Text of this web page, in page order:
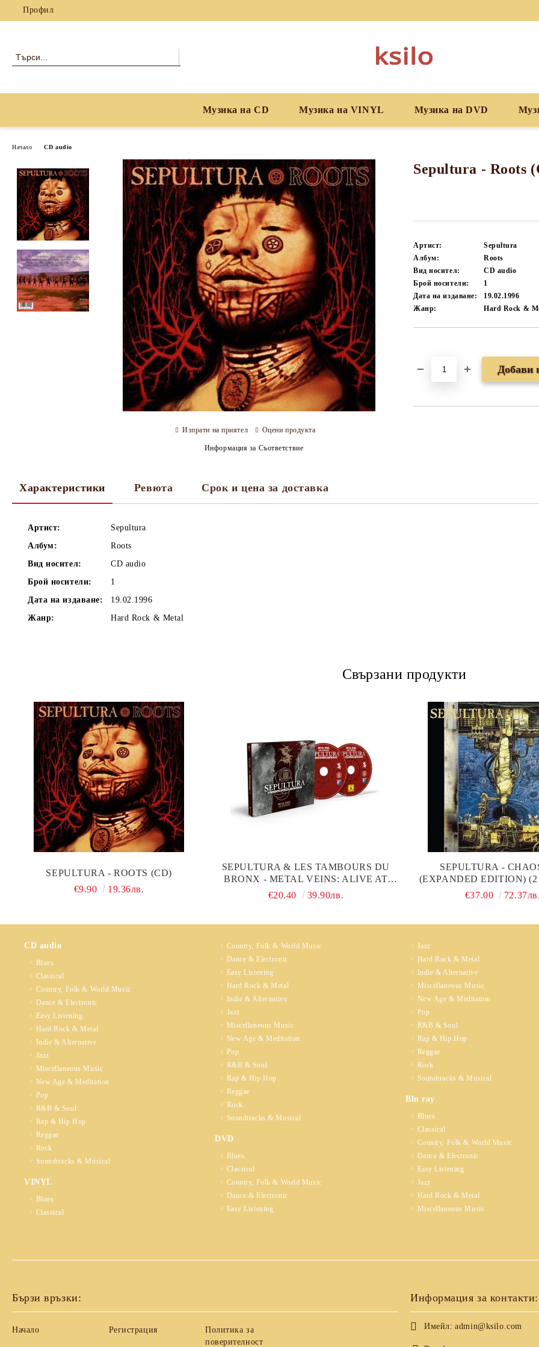
Профил
Музика на CD Музика на VINYL Музика на DVD
Начало CD audio
Sepultura - Roots
Артист:
Sepultura
Албум:
Roots
Вид носител:
CD audio
Брой носители:
1
Дата на издаване:
19.02.1996
Жанр:
Hard Rock &
Изпрати на приятел Оцени продукта
Информация за Съответствие
Характеристики Ревюта Срок и цена за доставка
Артист:
Sepultura
Албум:
Roots
Вид носител:
CD audio
Брой носители:
1
Дата на издаване:
19.02.1996
Жанр:
Hard Rock & Metal
Свързани продукти
SEPULTURA - ROOTS (CD)
€9.90
19.36лв.
SEPULTURA & LES TAMBOURS DU
BRONX - METAL VEINS: ALIVE AT
ROCK IN RIO (DIGIPAK, REISSUE) (CD
€20.40 39.90лв.
SEPULTURA -
(EXPANDED EDITION)
€37.00
CD audio
Blues
Classical
Country, Folk & World Music
Dance & Electronic
Easy Listening
Hard Rock & Metal
Indie & Alternative
Jazz
Miscellaneous Music
New Age & Meditation
Pop
R&B & Soul
Rap & Hip Hop
Reggae
Rock
Soundtracks & Musical
VINYL
Blues
Classical
Country, Folk & World Music
Dance & Electronic
Easy Listening
Hard Rock & Metal
Indie & Alternative
Jazz
Miscellaneous Music
New Age & Meditation
Pop
R&B & Soul
Rap & Hip Hop
Reggae
Rock
Soundtracks & Musical
DVD
Blues
Classical
Country, Folk & World Music
Dance & Electronic
Easy Listening
Jazz
Hard Rock & Metal
Indie & Alternative
Miscellaneous Music
New Age & Meditation
Pop
R&B & Soul
Rap & Hip Hop
Reggae
Rock
Soundtracks & Musical
Blu ray
Blues
Classical
Country, Folk & World Music
Dance & Electronic
Easy Listening
Jazz
Hard Rock & Metal
Miscellaneous Music
Бързи връзки:
Начало Регистрация
Политика за
поверителност
Информация за контакти:
Имейл: admin@ksilo.com